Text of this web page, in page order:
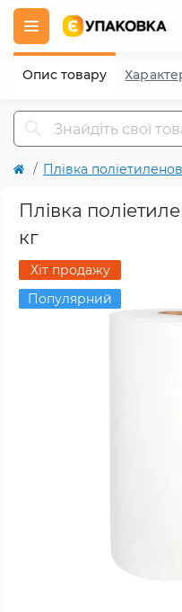
Плівка
Плівка
кг
Хіт продажу
Популярний
Опис товару